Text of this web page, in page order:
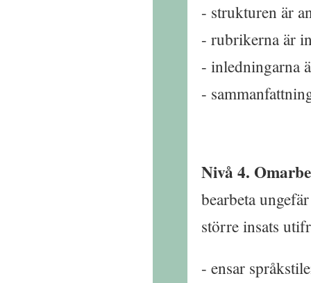
strukturen är
rubrikerna är
inledningarna
Nivå 4.
bearbeta
större insats
ensar